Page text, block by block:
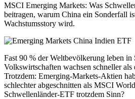
MSCI Emerging Markets: Was
beitragen, warum China ein Sonderfall
Wachstumsstory wird.
Fast 90 % der Weltbevölkerung leben
Volkswirtschaften wachsen schneller
Trotzdem: Emerging-Markets-Aktien
schlechter abgeschnitten als MSCI
Schwellenländer-ETF trotzdem Sinn?